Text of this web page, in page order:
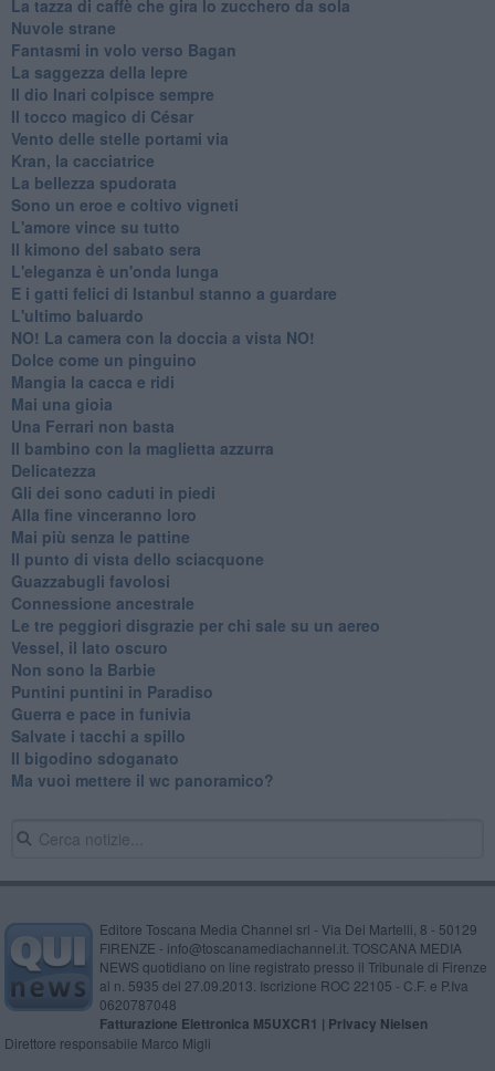
La tazza di caffè che gira lo zucchero da sola
Nuvole strane
Fantasmi in volo verso Bagan
La saggezza della lepre
Il dio Inari colpisce sempre
Il tocco magico di César
Vento delle stelle portami via
Kran, la cacciatrice
La bellezza spudorata
Sono un eroe e coltivo vigneti
L'amore vince su tutto
Il kimono del sabato sera
L'eleganza è un'onda lunga
E i gatti felici di Istanbul stanno a guardare
L'ultimo baluardo
NO! La camera con la doccia a vista NO!
Dolce come un pinguino
Mangia la cacca e ridi
Mai una gioia
Una Ferrari non basta
Il bambino con la maglietta azzurra
Delicatezza
Gli dei sono caduti in piedi
Alla fine vinceranno loro
Mai più senza le pattine
Il punto di vista dello sciacquone
Guazzabugli favolosi
Connessione ancestrale
Le tre peggiori disgrazie per chi sale su un aereo
Vessel, il lato oscuro
Non sono la Barbie
Puntini puntini in Paradiso
Guerra e pace in funivia
Salvate i tacchi a spillo
Il bigodino sdoganato
Ma vuoi mettere il wc panoramico?
Editore Toscana Media Channel srl - Via Dei Martelli, 8 - 50129
FIRENZE - info@toscanamediachannel.it. TOSCANA MEDIA
NEWS quotidiano on line registrato presso il Tribunale di Firenze
al n. 5935 del 27.09.2013. Iscrizione ROC 22105 - C.F. e P.Iva
0620787048
Fatturazione Elettronica M5UXCR1 | Privacy Nielsen
Direttore responsabile Marco Migli